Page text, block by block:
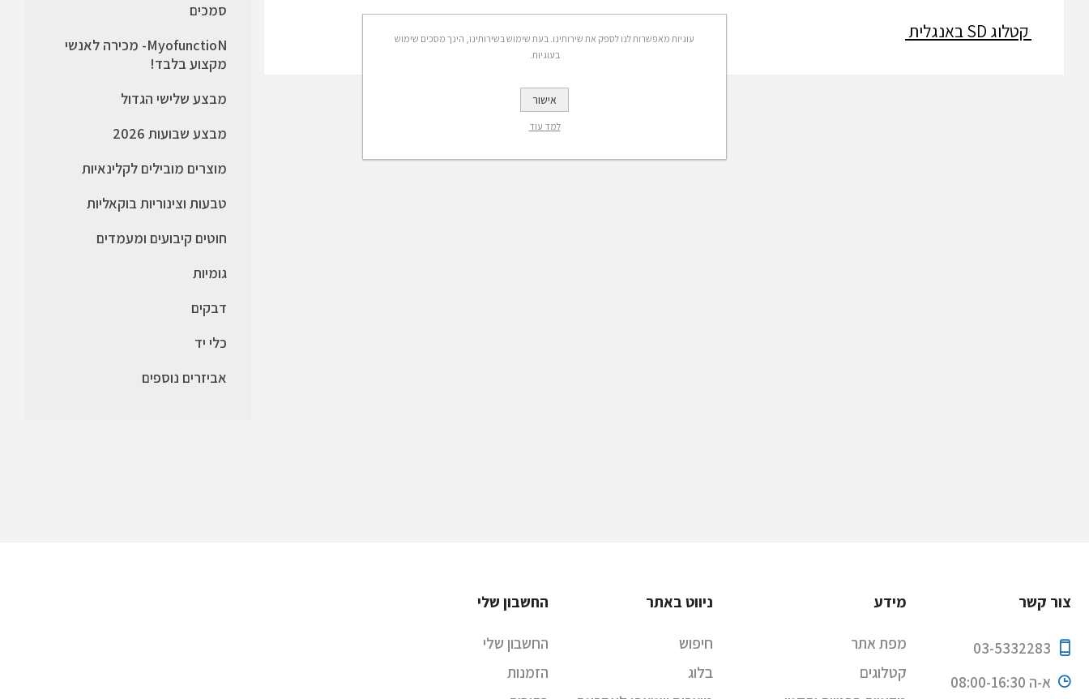
קטלוג SD באנגלית
סמכים
MyofunctioN- מכירה לאנשי
מקצוע בלבד!
מבצע שלישי הגדול
מבצע שבועות 2026
מוצרים מובילים לקלינאיות
טבעות וצינוריות בוקאליות
חוטים קיבועים ומעמדים
גומיות
דבקים
כלי יד
אביזרים נוספים
צור קשר
03-5332283
א-ה 08:00-16:30
מידע
מפת אתר
קטלוגים
ניווט באתר
חיפוש
בלוג
החשבון שלי
החשבון שלי
הזמנות
עוגיות מאפשרות לנו לספק את שירותינו. בעת שימוש בשירותינו, הינך מסכים שימוש
בעוגיות.
אישור
למד עוד